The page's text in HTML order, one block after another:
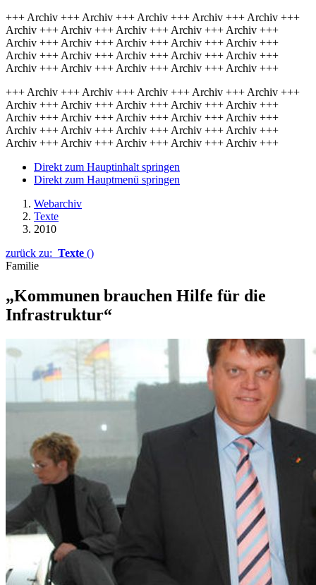
+++ Archiv +++ Archiv +++ Archiv +++ Archiv +++ Archiv +++
Archiv +++ Archiv +++ Archiv +++ Archiv +++ Archiv +++
Archiv +++ Archiv +++ Archiv +++ Archiv +++ Archiv +++
Archiv +++ Archiv +++ Archiv +++ Archiv +++ Archiv +++
Archiv +++ Archiv +++ Archiv +++ Archiv +++ Archiv +++
+++ Archiv +++ Archiv +++ Archiv +++ Archiv +++ Archiv +++
Archiv +++ Archiv +++ Archiv +++ Archiv +++ Archiv +++
Archiv +++ Archiv +++ Archiv +++ Archiv +++ Archiv +++
Archiv +++ Archiv +++ Archiv +++ Archiv +++ Archiv +++
Archiv +++ Archiv +++ Archiv +++ Archiv +++ Archiv +++
Direkt zum Hauptinhalt springen
Direkt zum Hauptmenü springen
Webarchiv
Texte
2010
zurück zu: Texte ()
Familie
„Kommunen brauchen Hilfe für die
Infrastruktur“